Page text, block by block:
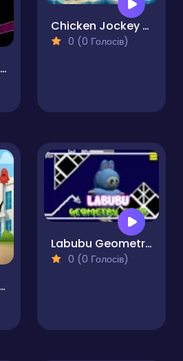
Chipi Chipi Chapa Chapa Cat Glass Bridge
Chicken Jockey Shooting Tung Tung Sahur
0 (0 Голосів)
Tung Tung Tung Sahur 2
Labubu Geometry Dash
0 (0 Голосів)